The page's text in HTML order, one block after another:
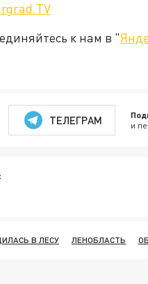
к нам в "
ТЕЛЕГРАМ и
В ЛЕСУ ЛЕНОБЛАСТЬ